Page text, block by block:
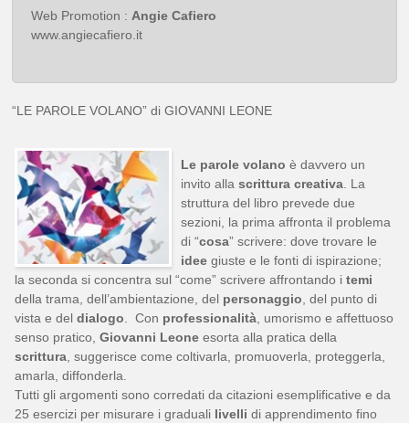
Web Promotion : Angie Cafiero
www.angiecafiero.it
“LE PAROLE VOLANO” di GIOVANNI LEONE
Le parole volano è davvero un
invito allascrittura creativa . La
struttura del libro prevede due
sezioni, la prima affronta il problema
di “cosa” scrivere: dove trovare le
idee giuste e le fonti di ispirazione;
la seconda si concentra sul “come” scrivere affrontando itemi
della trama, dell’ambientazione, del personaggio , del punto di
vista e deldialogo Con professionalità , umorismo e affettuoso
senso pratico,Giovanni Leone esorta alla pratica della
scrittura , suggerisce come coltivarla, promuoverla, proteggerla,
amarla, diffonderla.
Tutti gli argomenti sono corredati da citazioni esemplificative e da
25 esercizi per misurare i graduali livelli di apprendimento fino